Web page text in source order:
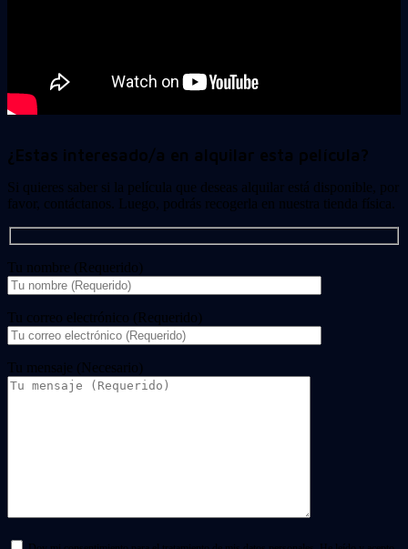
¿Estas interesado/a en alquilar esta película?
Si quieres saber si la película que deseas alquilar está disponible, por
favor, contáctanos. Luego, podrás recogerla en nuestra tienda física.
Tu nombre (Requerido)
Tu correo electrónico (Requerido)
Tu mensaje (Necesario)